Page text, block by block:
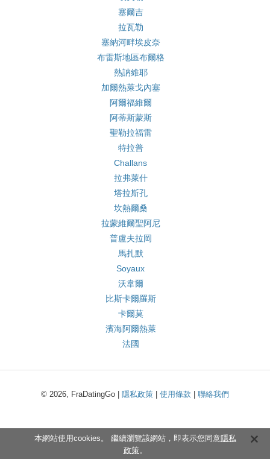
塞爾吉
拉瓦勒
塞納河畔埃皮奈
布雷斯地區布爾格
熱訥維耶
加爾熱萊戈內塞
阿爾福維爾
阿蒂斯蒙斯
聖勒拉福雷
特拉普
Challans
拉弗萊什
塔拉斯孔
坎熱爾桑
拉蒙維爾聖阿尼
普盧夫拉岡
馬扎默
Soyaux
沃韋爾
比斯卡爾羅斯
卡爾莫
濱海阿爾熱萊
法國
© 2026, FraDatingGo | 隱私政策 使用條款 聯絡我們
本網站使用cookies。 繼續瀏覽該網站，即表示您同意隱私
政策。